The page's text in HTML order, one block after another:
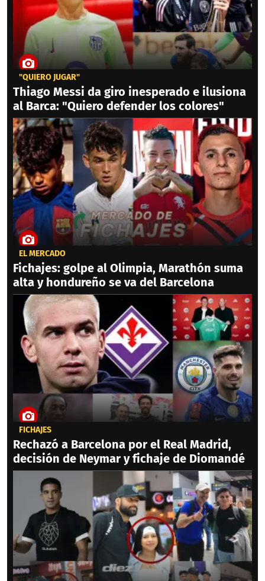
"QUIERO JUGAR"
Thiago Messi da giro inesperado e ilusiona
al Barca: "Quiero defender los colores"
EL MERCADO
Fichajes: golpe al Olimpia, Marathón suma
alta y hondureño se va del Barcelona
FICHAJES
Rechazó a Barcelona por el Real Madrid,
decisión de Neymar y fichaje de Diomandé